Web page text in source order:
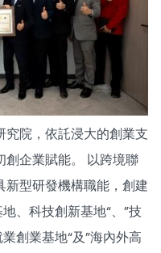
院，依託浸大的創業支
創企業賦能。 以跨境聯
型研發機構職能，創建
、科技創新基地“、”技
創業基地“及”海內外高